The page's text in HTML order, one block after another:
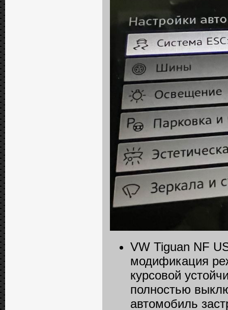
VW Tiguan NF
модификация
курсовой
полностью
автомобиль